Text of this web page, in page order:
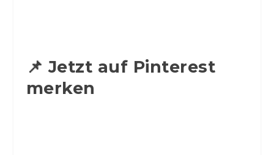
📌 Jetzt auf Pinterest
merken